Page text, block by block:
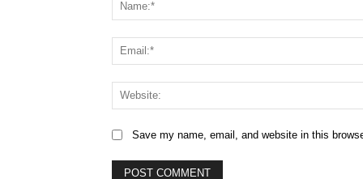
Save my name, email, and website in this